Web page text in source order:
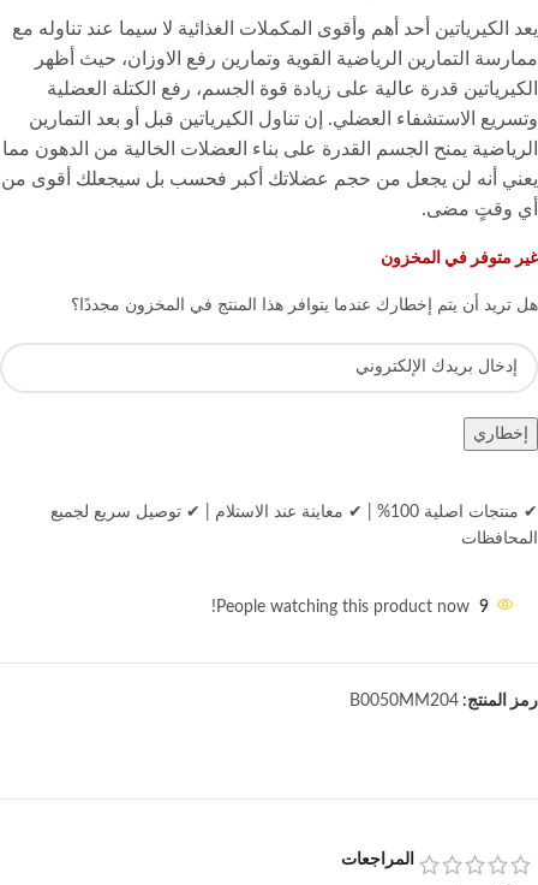
يعد الكيرياتين أحد أهم وأقوى المكملات الغذائية لا سيما عند تناوله مع
ممارسة التمارين الرياضية القوية وتمارين رفع الاوزان، حيث أظهر
الكيرياتين قدرة عالية على زيادة قوة الجسم، رفع الكتلة العضلية
وتسريع الاستشفاء العضلي. إن تناول الكيرياتين قبل أو بعد التمارين
الرياضية يمنح الجسم القدرة على بناء العضلات الخالية من الدهون مما
يعني أنه لن يجعل من حجم عضلاتك أكبر فحسب بل سيجعلك أقوى من
أي وقتٍ مضى.
غير متوفر في المخزون
هل تريد أن يتم إخطارك عندما يتوافر هذا المنتج في المخزون مجددًا؟
إخطاري
✔ منتجات اصلية 100% ✔ معاينة عند الاستلام
✔ توصيل سريع لجميع
المحافظات
9
People watching this product now!
رمز المنتج: B0050MM204
المراجعات